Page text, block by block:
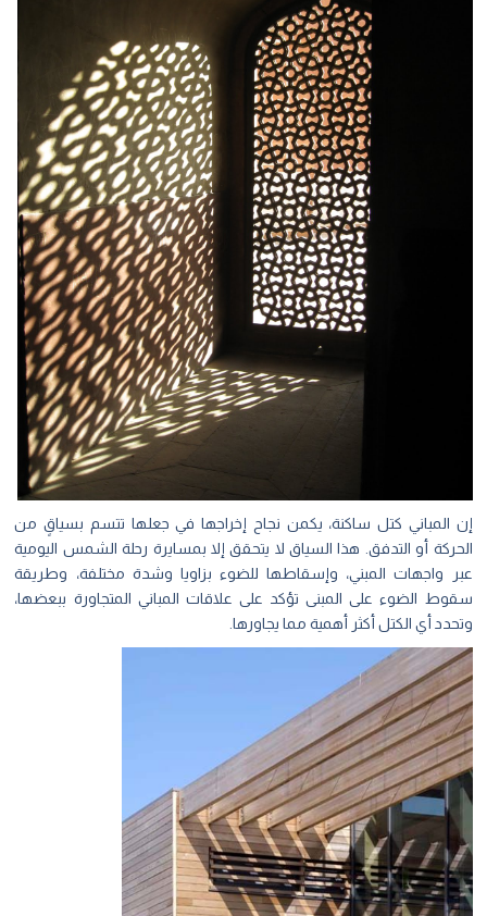
إن المباني كتل ساكنة، يكمن نجاح إخراجها في جعلها تتسم بسياقٍ من
الحركة أو التدفق. هذا السياق لا يتحقق إلا بمسايرة رحلة الشمس اليومية
عبر واجهات المبني، وإسقاطها للضوء بزاويا وشدة مختلفة، وطريقة
سقوط الضوء على المبنى تؤكد على علاقات المباني المتجاورة ببعضها،
وتحدد أي الكتل أكثر أهمية مما يجاورها.